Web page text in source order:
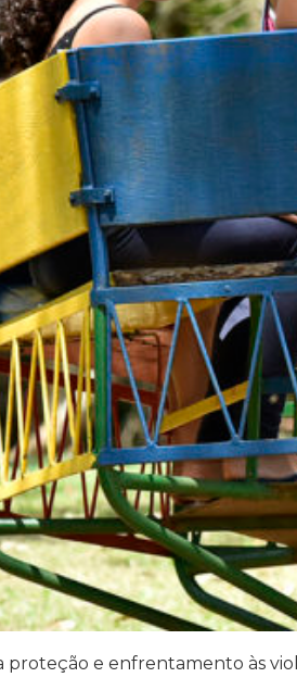
proteção e enfrentamento às